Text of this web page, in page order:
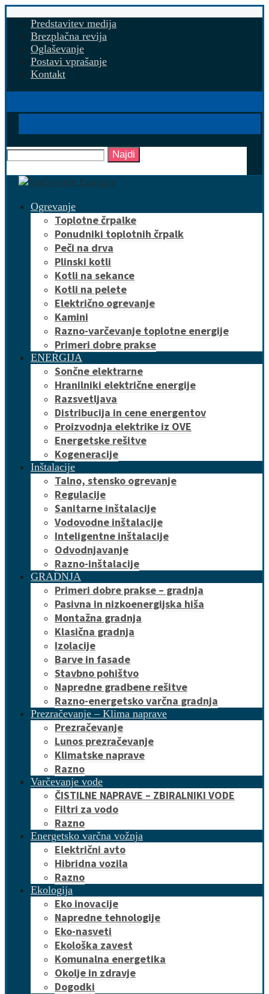
Predstavitev medija
Brezplačna revija
Oglaševanje
Postavi vprašanje
Kontakt
Najdi
Ogrevanje
Toplotne črpalke
Ponudniki toplotnih črpalk
Peči na drva
Plinski kotli
Kotli na sekance
Kotli na pelete
Električno ogrevanje
Kamini
Razno-varčevanje toplotne energije
Primeri dobre prakse
ENERGIJA
Sončne elektrarne
Hranilniki električne energije
Razsvetljava
Distribucija in cene energentov
Proizvodnja elektrike iz OVE
Energetske rešitve
Kogeneracije
Inštalacije
Talno, stensko ogrevanje
Regulacije
Sanitarne inštalacije
Vodovodne inštalacije
Inteligentne inštalacije
Odvodnjavanje
Razno-inštalacije
GRADNJA
Primeri dobre prakse – gradnja
Pasivna in nizkoenergijska hiša
Montažna gradnja
Klasična gradnja
Izolacije
Barve in fasade
Stavbno pohištvo
Napredne gradbene rešitve
Razno-energetsko varčna gradnja
Prezračevanje – Klima naprave
Prezračevanje
Lunos prezračevanje
Klimatske naprave
Razno
Varčevanje vode
ČISTILNE NAPRAVE – ZBIRALNIKI VODE
Filtri za vodo
Razno
Energetsko varčna vožnja
Električni avto
Hibridna vozila
Razno
Ekologija
Eko inovacije
Napredne tehnologije
Eko-nasveti
Ekološka zavest
Komunalna energetika
Okolje in zdravje
Dogodki